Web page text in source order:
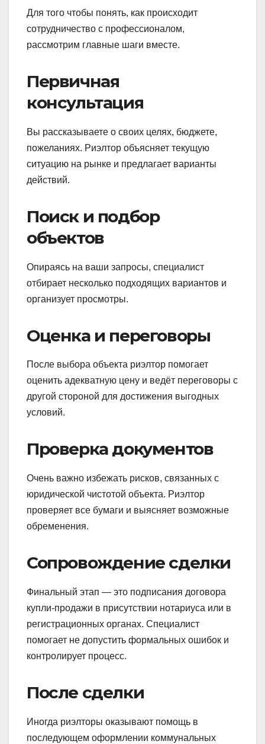
Для того чтобы понять, как происходит
сотрудничество с профессионалом,
рассмотрим главные шаги вместе.
Первичная
консультация
Вы рассказываете о своих целях, бюджете,
пожеланиях. Риэлтор объясняет текущую
ситуацию на рынке и предлагает варианты
действий.
Поиск и подбор
объектов
Опираясь на ваши запросы, специалист
отбирает несколько подходящих вариантов и
организует просмотры.
Оценка и переговоры
После выбора объекта риэлтор помогает
оценить адекватную цену и ведёт переговоры с
другой стороной для достижения выгодных
условий.
Проверка документов
Очень важно избежать рисков, связанных с
юридической чистотой объекта. Риэлтор
проверяет все бумаги и выясняет возможные
обременения.
Сопровождение сделки
Финальный этап — это подписания договора
купли-продажи в присутствии нотариуса или в
регистрационных органах. Специалист
помогает не допустить формальных ошибок и
контролирует процесс.
После сделки
Иногда риэлторы оказывают помощь в
последующем оформлении коммунальных